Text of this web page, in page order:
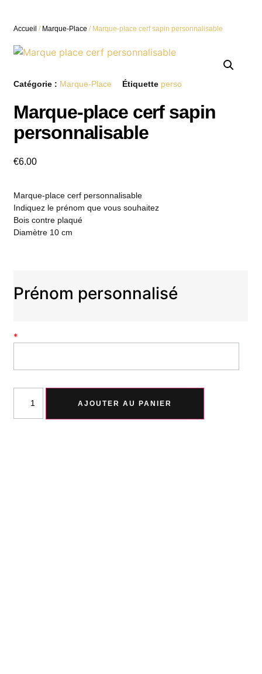
Accueil / Marque-Place / Marque-place cerf sapin personnalisable
Catégorie : Marque-Place Étiquette perso
Marque-place cerf sapin
personnalisable
€6.00
Marque-place cerf personnalisable
Indiquez le prénom que vous souhaitez
Bois contre plaqué
Diamètre 10 cm
Prénom personnalisé
*
AJOUTER AU PANIER